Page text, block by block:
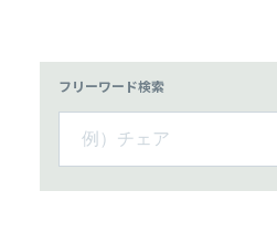
フリーワード検索